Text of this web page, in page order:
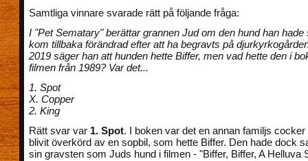
Samtliga vinnare svarade rätt på följande fråga:
I "Pet Sematary" berättar grannen Jud om den hund han
kom tillbaka förändrad efter att ha begravts på
2019 säger han att hunden hette Biffer, men vad hette den i
filmen från 1989? Var det...
1. Spot
X. Copper
2. King
Rätt svar var 1. Spot. I boken var det en annan familjs
blivit överkörd av en sopbil, som hette Biffer. Den hade dock
sin gravsten som Juds hund i filmen - "Biffer, Biffer, A Helluva